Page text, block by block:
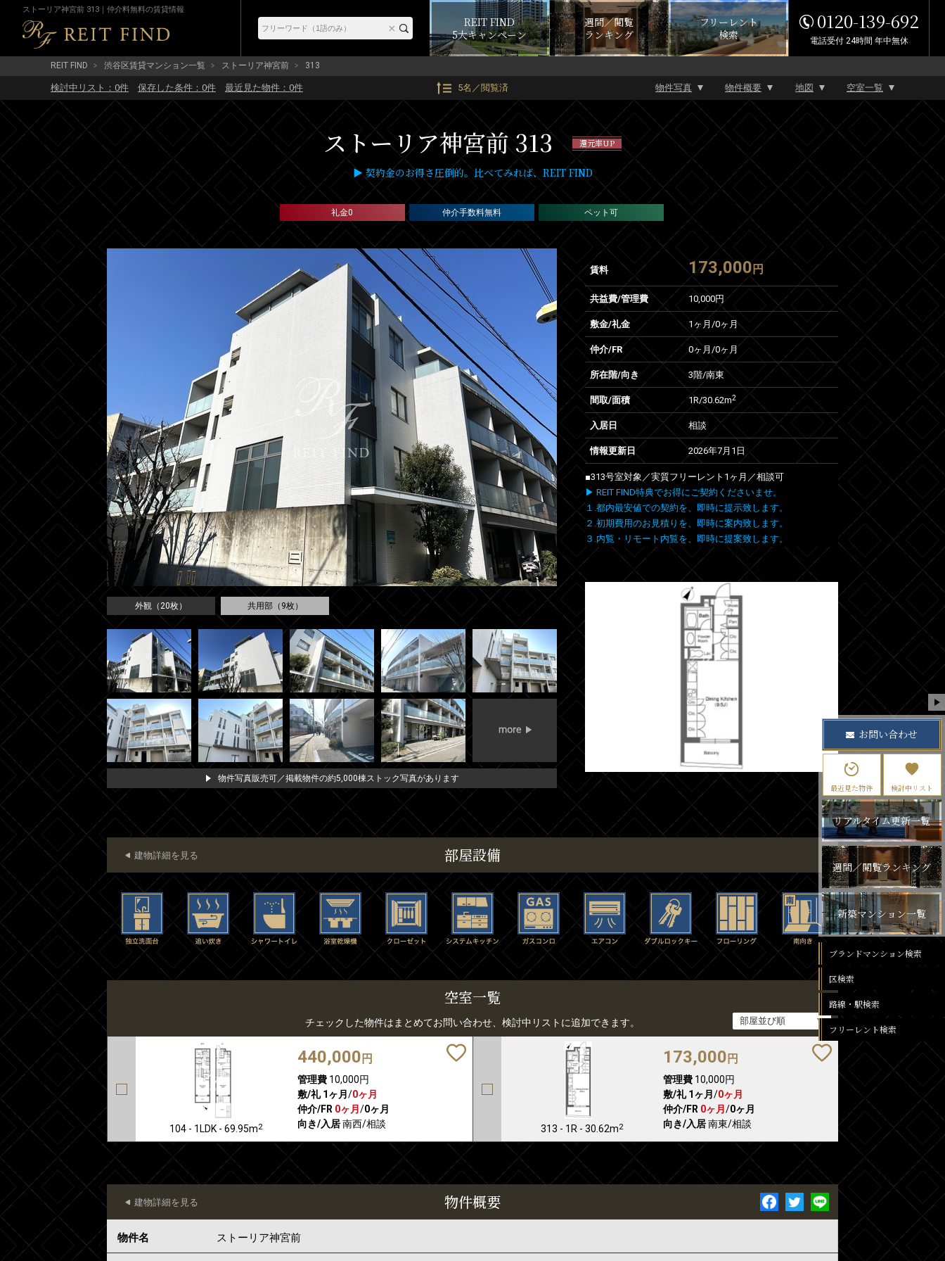
ストーリア神宮前 313｜仲介料無料の賃貸情報
REIT FIND
5大キャンペーン
週間／閲覧
ランキング
フリーレント
検索
0120-139-692
電話受付 24時間 年中無休
REIT FIND 渋谷区賃貸マンション一覧 ストーリア神宮前 313
検討中リスト： 0件 保存した条件： 0件 最近見た物件： 0件 5名／閲覧済 物件写真 物件概要 地図 空室一覧
ストーリア神宮前 313 還元率UP
▶ 契約金のお得さ圧倒的。比べてみれば、REIT FIND
礼金0 仲介手数料無料 ペット可
外観（20枚） 共用部（9枚）
物件写真販売可／掲載物件の約5,000棟ストック写真があります
賃料 173,000 円
共益費/管理費 10,000円
敷金/礼金 1ヶ月 /0ヶ月
仲介/FR 0ヶ月 /0ヶ月
所在階/向き 3階/南東
間取/面積 1R/30.62m2
入居日 相談
情報更新日 2026年7月1日
■313号室対象／実質フリーレント1ヶ月／相談可
▶ REIT FIND特典でお得にご契約くださいませ。
１.都内最安値での契約を、即時に提示致します。
２.初期費用のお見積りを、即時に案内致します。
３.内覧・リモート内覧を、即時に提案致します。
部屋設備
建物詳細を見る
空室一覧
チェックした物件はまとめてお問い合わせ、検討中リストに追加できます。
104 - 1LDK - 69.95m2
440,000 円
管理費10,000円
敷/礼 1ヶ月 /0ヶ月
仲介/FR 0ヶ月 /0ヶ月
向き/入居南西/相談 313 - 1R - 30.62m2
173,000 円
管理費10,000円
敷/礼 1ヶ月 /0ヶ月
仲介/FR 0ヶ月 /0ヶ月
向き/入居南東/相談
物件概要
建物詳細を見る
物件名 ストーリア神宮前
お問い合わせ
最近見た物件 検討中リスト
リアルタイム更新一覧
週間／閲覧ランキング
新築マンション一覧
ブランドマンション検索
区検索
路線・駅検索
フリーレント検索